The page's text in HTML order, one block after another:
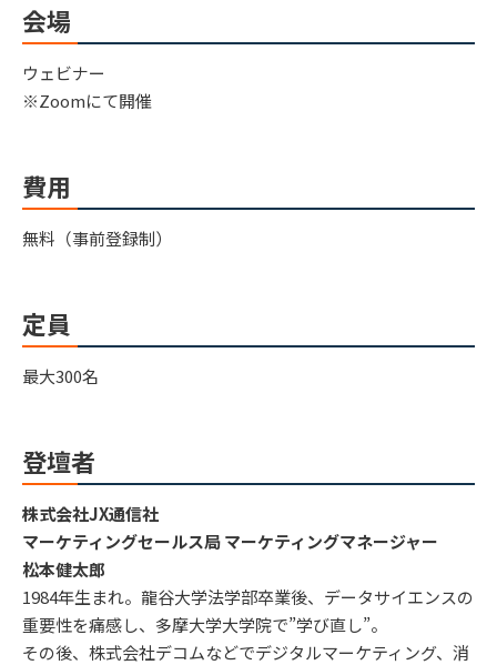
会場
ウェビナー
※Zoomにて開催
費用
無料（事前登録制）
定員
最大300名
登壇者
株式会社JX通信社
マーケティングセールス局 マーケティングマネージャー
松本健太郎
1984年生まれ。龍谷大学法学部卒業後、データサイエンスの
重要性を痛感し、多摩大学大学院で”学び直し”。
その後、株式会社デコムなどでデジタルマーケティング、消